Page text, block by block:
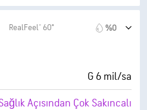
%0
6 mil
RealFeel® 60° %0
G 6 mil/sa
Açısından Çok Sakıncalı